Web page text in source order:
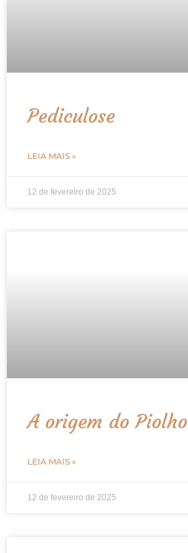
Pediculose
LEIA MAIS »
12 de fevereiro de 2025
A origem do Piolho
LEIA MAIS »
12 de fevereiro de 2025